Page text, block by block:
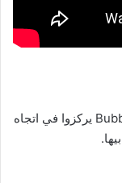
أيمن عباس وعبدالله نصحوا اصحاب Bubble Store يركزوا في اتجاه